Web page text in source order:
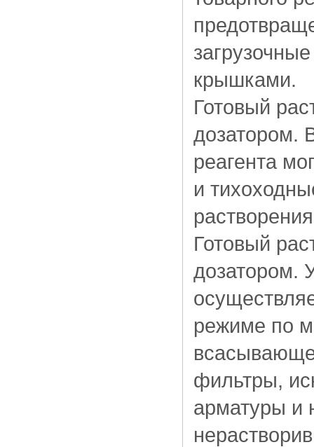
крышками.
Готовый
дозатором.
реагента
и
Готовый
дозатором.
режиме по
фильтры,
арматуры и